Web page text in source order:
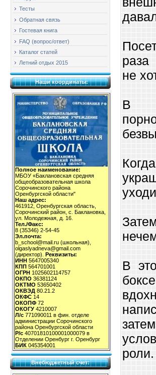
Тесты
Обратная связь
Гостевая книга
FAQ (вопрос/ответ)
Каталог статей
Летний отдых 2015
Наши координаты:
Полное наименование:
МБОУ «Баклановская средняя
общеобразовательная школа
Сорочинского района
Оренбургской области"
Наш адрес:
461912, Оренбургская область,
Сорочинский район, с. Баклановка,
ул. Молодежная, д. 16.
Тел./Факс:
8 (35346) 2-54-45
Эл.почта:
b_school@mail.ru (школьная),
olgaslyadneva@gmail.com
(директор). Реквизиты:
ИНН 5647005340
КПП 564701001
ОГРН 1025602114757
ОКПО 36381124
ОКТМО 53650402
ОКВЭД 80.21.2
ОКФС 14
ОКОПФ 72
ОКОГУ 4210007
Л/с 771090011 в фин. отделе
администрации Сорочинского
района Оренбургской области
Р/с 40701810100001000079 в
Отделении Оренбург г. Оренбург
БИК 045354001
Внебюджетный счет:
раза
не
В
В
роли.